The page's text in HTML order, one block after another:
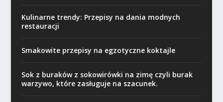
Kulinarne trendy: Przepisy na dania modnych
restauracji
Smakowite przepisy na egzotyczne koktajle
Sok z buraków z sokowirówki na zimę czyli burak
warzywo, które zasługuje na szacunek.